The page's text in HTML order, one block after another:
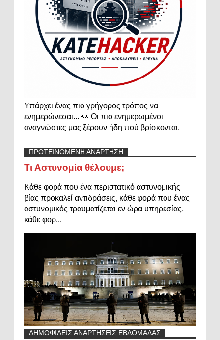
Υπάρχει ένας πιο γρήγορος τρόπος να
ενημερώνεσαι... 👀 Οι πιο ενημερωμένοι
αναγνώστες μας ξέρουν ήδη πού βρίσκονται.
ΠΡΟΤΕΙΝΟΜΕΝΗ ΑΝΑΡΤΗΣΗ
Τι Αστυνομία θέλουμε;
Κάθε φορά που ένα περιστατικό αστυνομικής
βίας προκαλεί αντιδράσεις, κάθε φορά που ένας
αστυνομικός τραυματίζεται εν ώρα υπηρεσίας,
κάθε φορ...
ΔΗΜΟΦΙΛΕΙΣ ΑΝΑΡΤΗΣΕΙΣ ΕΒΔΟΜΑΔΑΣ